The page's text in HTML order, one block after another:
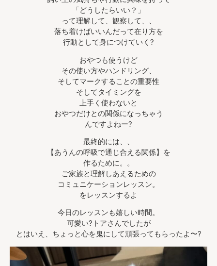
「どうしたらいい？」
って理解して、観察して、、
落ち着けばいいんだって在り方を
行動として身につけていく?
おやつも使うけど
その使い方やハンドリング、
そしてマークすることの重要性
そしてタイミングを
上手く使わないと
おやつだけとの関係になっちゃう
んですよねー?
最終的には、、
【あうんの呼吸で通じ合える関係】を
作るために。。
ご家族と理解しあえるための
コミュニケーションレッスン。
をレッスンするよ
今日のレッスンも嬉しい時間。
可愛い?トアさんでしたが
とはいえ、ちょっと心を鬼にして頑張ってもらったよ〜?